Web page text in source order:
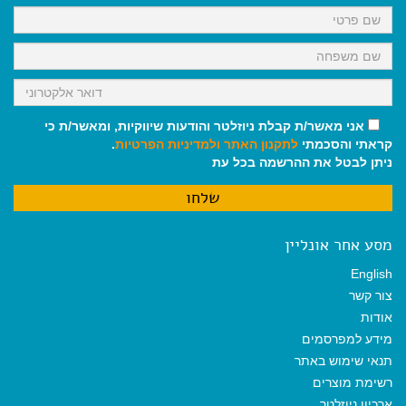
k
p
m
אני מאשר/ת קבלת ניוזלטר והודעות שיווקיות, ומאשר/ת כי
קראתי והסכמתי לתקנון האתר ולמדיניות הפרטיות.
ניתן לבטל את ההרשמה בכל עת
מסע אחר אונליין
English
צור קשר
אודות
מידע למפרסמים
תנאי שימוש באתר
רשימת מוצרים